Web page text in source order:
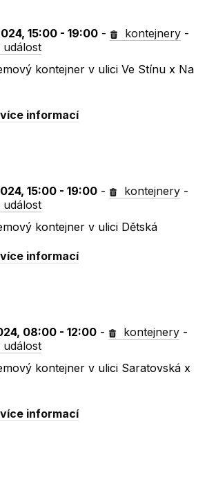
15:00 - 19:00 - kontejnery -
událost
kontejner v ulici Ve Stínu x Na
informací
15:00 - 19:00 - kontejnery -
událost
kontejner v ulici Dětská
informací
08:00 - 12:00 - kontejnery -
událost
kontejner v ulici Saratovská x
informací